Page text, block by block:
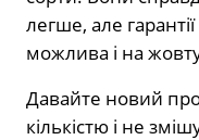
легше, але
можлива і на
Давайте новий
кількістю і не